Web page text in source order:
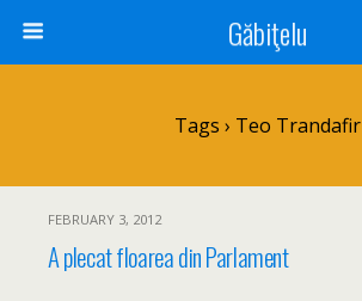
Găbiţelu
Tags › Teo Trandafir
FEBRUARY 3, 2012
A plecat floarea din Parlament